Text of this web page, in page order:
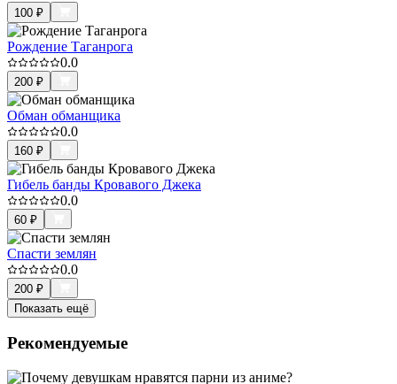
100 ₽
Рождение Таганрога
0.0
200 ₽
Обман обманщика
0.0
160 ₽
Гибель банды Кровавого Джека
0.0
60 ₽
Спасти землян
0.0
200 ₽
Показать ещё
Рекомендуемые